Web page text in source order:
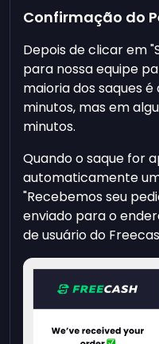
Confirmação do
Depois de clicar em
para nossa equipe
maioria dos saques
minutos, mas em
minutos.
Quando o saque for
automaticamente
"Recebemos seu
enviado para o
de usuário do